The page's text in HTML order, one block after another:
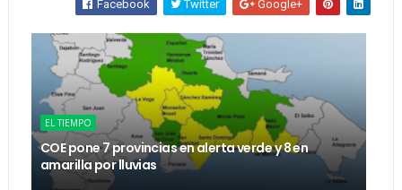
Facebook Twitter Google+
EL TIEMPO
COE pone 7 provincias en alerta verde y 8 en
amarilla por lluvias